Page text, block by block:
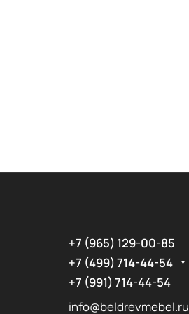
+7 (965) 129-00-85
+7 (499) 714-44-54
+7 (991) 714-44-54
info@beldrevmebel.ru